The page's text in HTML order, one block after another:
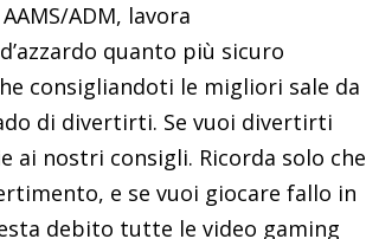
ADM, lavora
quanto più sicuro
consigliandoti le migliori sale da
di divertirti. Se vuoi divertirti
ai nostri consigli. Ricorda solo che
e se vuoi giocare fallo in
debito tutte le video gaming